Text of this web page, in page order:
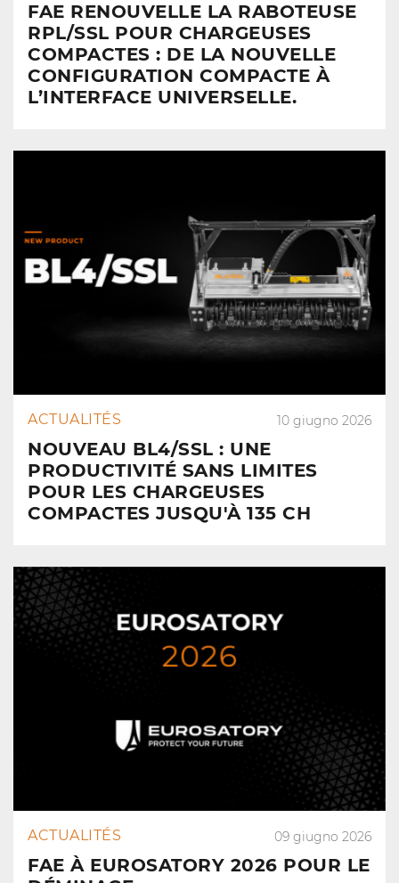
FAE RENOUVELLE LA RABOTEUSE
RPL/SSL POUR CHARGEUSES
COMPACTES : DE LA NOUVELLE
CONFIGURATION COMPACTE À
L’INTERFACE UNIVERSELLE.
ACTUALITÉS 10 giugno 2026
NOUVEAU BL4/SSL : UNE
PRODUCTIVITÉ SANS LIMITES
POUR LES CHARGEUSES
COMPACTES JUSQU'À 135 CH
ACTUALITÉS 09 giugno 2026
FAE À EUROSATORY 2026 POUR LE